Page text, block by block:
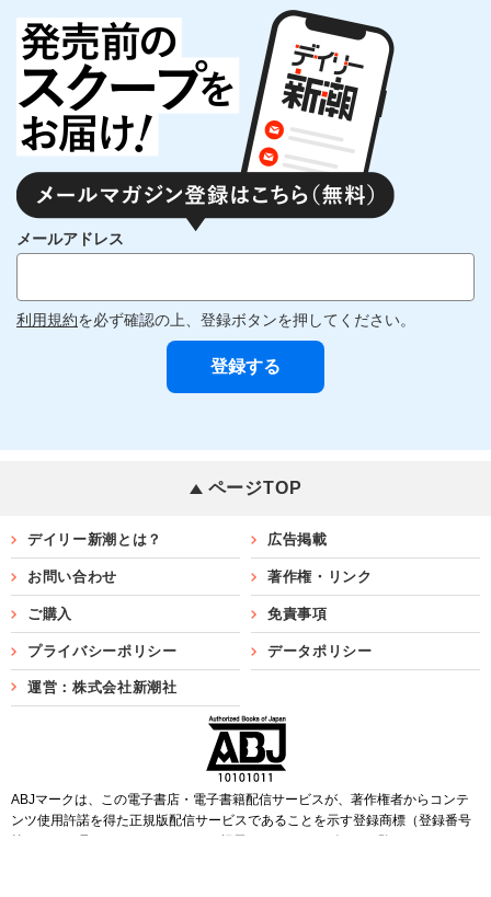
メールアドレス
利用規約を必ず確認の上、登録ボタンを押してください。
ページTOP
デイリー新潮とは？ 広告掲載
お問い合わせ 著作権・リンク
ご購入 免責事項
プライバシーポリシー データポリシー
運営：株式会社新潮社
ABJマークは、この電子書店・電子書籍配信サービスが、著作権者からコンテ
ンツ使用許諾を得た正規版配信サービスであることを示す登録商標（登録番号